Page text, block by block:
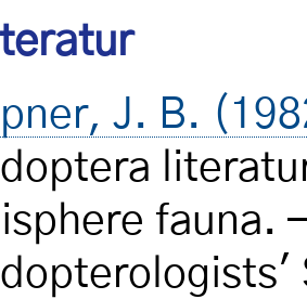
J. B.
fauna.